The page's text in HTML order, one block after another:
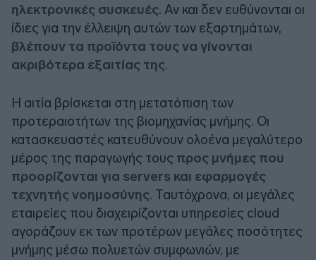
ηλεκτρονικές συσκευές. Αν και δεν ευθύνονται οι
ίδιες για την έλλειψη αυτών των εξαρτημάτων,
βλέπουν τα προϊόντα τους να γίνονται
ακριβότερα εξαιτίας της.
Η αιτία βρίσκεται στη μετατόπιση των
προτεραιοτήτων της βιομηχανίας μνήμης. Οι
κατασκευαστές κατευθύνουν ολοένα μεγαλύτερο
μέρος της παραγωγής τους προς μνήμες που
προορίζονται για servers και εφαρμογές
τεχνητής νοημοσύνης. Ταυτόχρονα, οι μεγάλες
εταιρείες που διαχειρίζονται υπηρεσίες cloud
αγοράζουν εκ των προτέρων μεγάλες ποσότητες
μνήμης μέσω πολυετών συμφωνιών, με